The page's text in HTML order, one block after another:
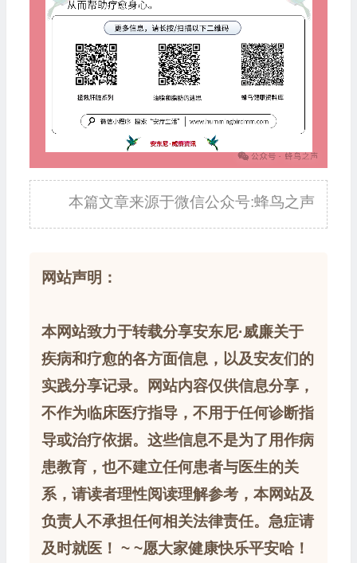
本篇文章来源于微信公众号:蜂鸟之声
网站声明：
本网站致力于转载分享安东尼·威廉关于
疾病和疗愈的各方面信息，以及安友们的
实践分享记录。网站内容仅供信息分享，
不作为临床医疗指导，不用于任何诊断指
导或治疗依据。这些信息不是为了用作病
患教育，也不建立任何患者与医生的关
系，请读者理性阅读理解参考，本网站及
负责人不承担任何相关法律责任。急症请
及时就医！ ~ ~愿大家健康快乐平安哈！